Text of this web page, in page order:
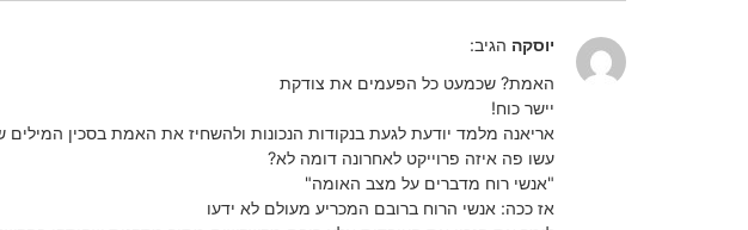
יוסקה הגיב:
האמת? שכמעט כל הפעמים את צודקת
יישר כוח!
אריאנה מלמד יודעת לגעת בנקודות הנכונות ולהשחיז את האמת בסכין המילים
עשו פה איזה פרוייקט לאחרונה דומה לא?
"אנשי רוח מדברים על מצב האומה"
אז ככה: אנשי הרוח ברובם המכריע מעולם לא ידעו